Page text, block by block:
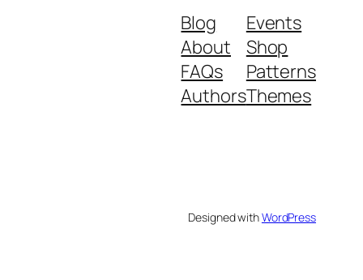
Blog
About
FAQs
Authors
Events
Shop
Patterns
Themes
Designed withWordPress